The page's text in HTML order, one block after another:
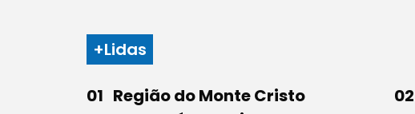
+Lidas
Região do Monte Cristo